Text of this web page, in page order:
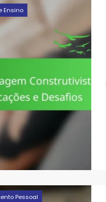
Ensino
Pessoal